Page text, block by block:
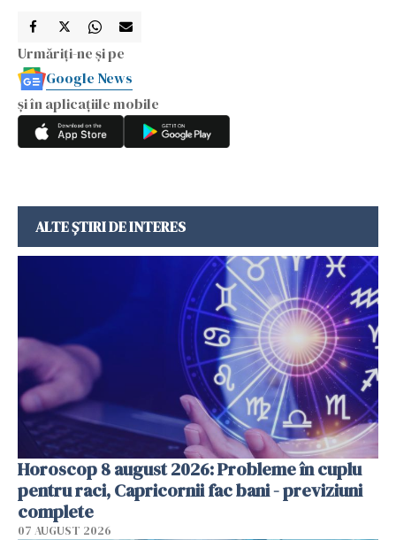
Urmăriți-ne și pe
Google News
și în aplicațiile mobile
ALTE ȘTIRI DE INTERES
Horoscop 8 august 2026: Probleme în cuplu
pentru raci, Capricornii fac bani - previziuni
complete
07 AUGUST 2026